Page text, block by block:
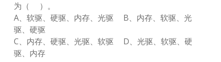
为（ ）。
A、软驱、硬驱、内存、光驱 B、内存、软驱、光
驱、硬驱
C、内存、硬驱、光驱、软驱 D、光驱、软驱、硬
驱、内存